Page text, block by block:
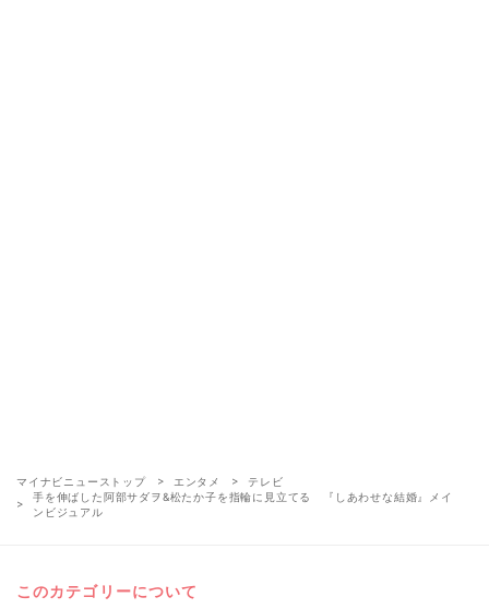
マイナビニューストップ エンタメ
テレビ
手を伸ばした阿部サダヲ&松たか子を指輪に見立てる 『しあわせな結婚』メイ
ンビジュアル
このカテゴリーについて